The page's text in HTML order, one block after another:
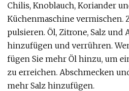
Chilis, Knoblauch, Koriander
Küchenmaschine vermischen.
pulsieren. Öl, Zitrone, Salz und
hinzufügen und verrühren.
fügen Sie mehr Öl hinzu, um
zu erreichen. Abschmecken
mehr Salz hinzufügen.